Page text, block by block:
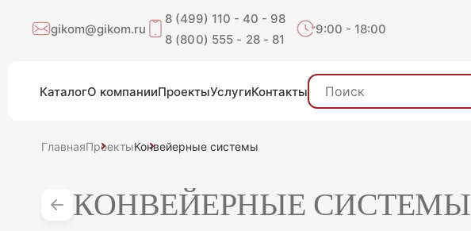
gikom@gikom.ru
8 (499) 110 - 40 - 98
8 (800) 555 - 28 - 81
9:00 - 18:00
КаталогО компанииПроектыУслугиКонтакты
ГлавнаяПроектыКонвейерные системы
КОНВЕЙЕРНЫЕ СИСТЕМЫ